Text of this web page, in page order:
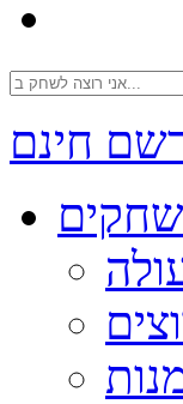
חינם